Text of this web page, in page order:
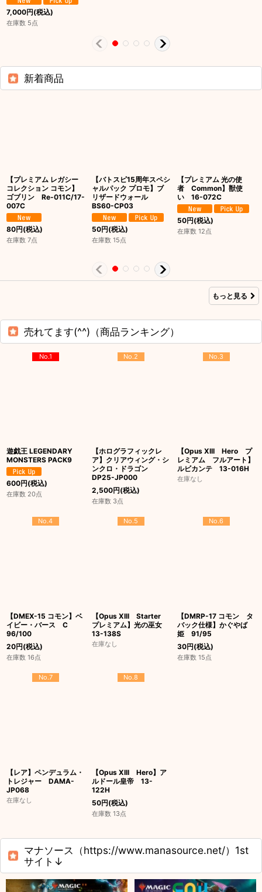
7,000円(税込)
在庫数 5点
新着商品
【プレミアム レガシー
コレクション コモン】
ゴブリン Re-011C/17-
007C
80円(税込)
在庫数 7点
【バトスピ15周年スペシ
ャルパック プロモ】ブ
リザードウォール
BS60-CP03
50円(税込)
在庫数 15点
【プレミアム 光の使
者 Common】獣使
い 16-072C
50円(税込)
在庫数 12点
もっと見る
売れてます(^^)（商品ランキング）
No.1
遊戯王 LEGENDARY
MONSTERS PACK9
600円(税込)
在庫数 20点
No.2
【ホログラフィックレ
ア】クリアウィング・シ
ンクロ・ドラゴン
DP25-JP000
2,500円(税込)
在庫数 3点
No.3
【Opus XIII Hero プ
レミアム フルアート】
ルビカンテ 13-016H
在庫なし
No.4
【DMEX-15 コモン】ベ
イビー・バース C
96/100
20円(税込)
在庫数 16点
No.5
【Opus XIII Starter
プレミアム】光の巫女
13-138S
在庫なし
No.6
【DMRP-17 コモン タ
バック仕様】かぐやば
姫 91/95
30円(税込)
在庫数 15点
No.7
【レア】ペンデュラム・
トレジャー DAMA-
JP068
在庫なし
No.8
【Opus XIII Hero】ア
ルドール皇帝 13-
122H
50円(税込)
在庫数 13点
マナソース（https://www.manasource.net/）1st
サイト↓